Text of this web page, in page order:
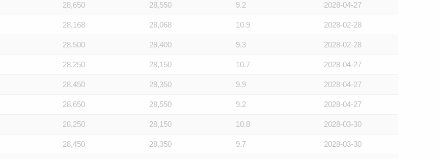
28,650 28,550 9.2 2028-04-27
28,168 28,068 10.9 2028-02-28
28,500 28,400 9.3 2028-02-28
28,250 28,150 10.7 2028-04-27
28,450 28,350 9.9 2028-04-27
28,650 28,550 9.2 2028-04-27
28,250 28,150 10.8 2028-03-30
28,450 28,350 9.7 2028-03-30